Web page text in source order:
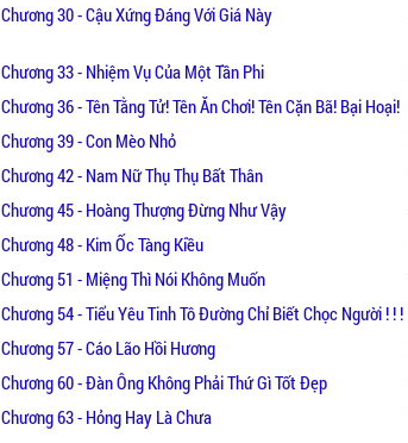
Chương 30 - Cậu Xứng Đáng Với Giá Này
Chương 33 - Nhiệm Vụ Của Một Tần Phi
Chương 36 - Tên Tằng Tử! Tên Ăn Chơi! Tên Cặn Bã! Bại Hoại!
Chương 39 - Con Mèo Nhỏ
Chương 42 - Nam Nữ Thụ Thụ Bất Thân
Chương 45 - Hoàng Thượng Đừng Như Vậy
Chương 48 - Kim Ốc Tàng Kiều
Chương 51 - Miệng Thì Nói Không Muốn
Chương 54 - Tiểu Yêu Tinh Tô Đường Chỉ Biết Chọc Người ! ! !
Chương 57 - Cáo Lão Hồi Hương
Chương 60 - Đàn Ông Không Phải Thứ Gì Tốt Đẹp
Chương 63 - Hỏng Hay Là Chưa